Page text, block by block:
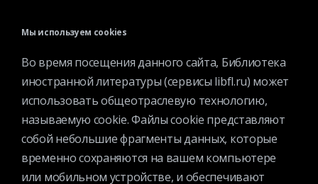
полчаса до окончания работы.
Мы используем cookies
Во время посещения данного сайта, Библиотека
иностранной литературы (сервисы libfl.ru) может
использовать общеотраслевую технологию,
называемую cookie. Файлы cookie представляют
собой небольшие фрагменты данных, которые
временно сохраняются на вашем компьютере
или мобильном устройстве, и обеспечивают